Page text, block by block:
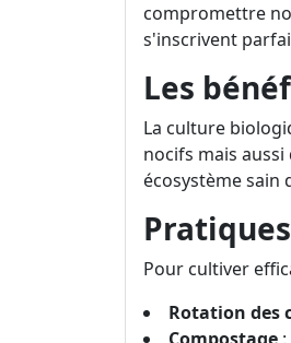
compromettre
s'inscrivent
Les
La culture
nocifs mais
écosystème sain
Pour cultiver
Rotation des